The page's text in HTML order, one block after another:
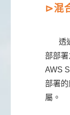
⊳混
透
部部
AWS
部署
屬。